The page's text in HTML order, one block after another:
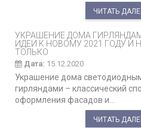
ЧИТАТЬ
УКРАШЕНИЕ ДОМА
ИДЕИ К НОВОМУ 2021 ГОДУ И
ТОЛЬКО
Дата: 15.12.2020
Украшение дома
гирляндами – классический
оформления фасадов и...
ЧИТАТЬ